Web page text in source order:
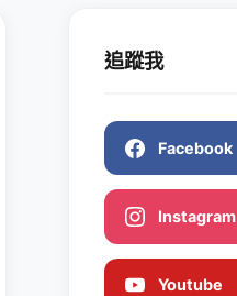
追蹤我
Facebook
Instagram
Youtube